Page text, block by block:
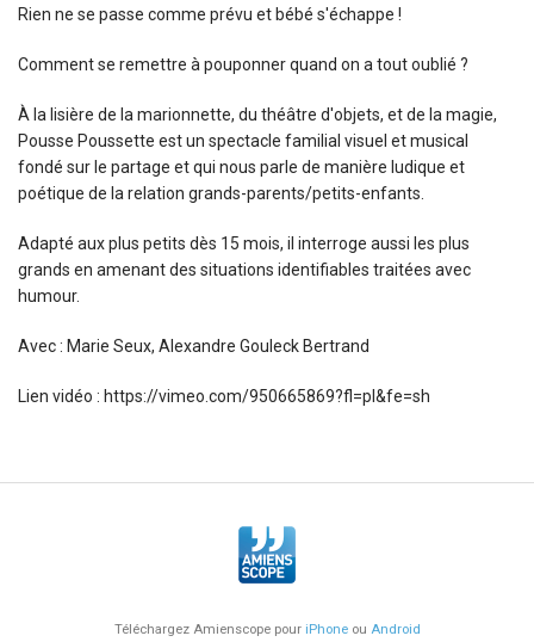
Jeunesse (22)
Sport (13)
Fête et Festival (11)
Rien ne se passe comme prévu et bébé s'échappe !
Comment se remettre à pouponner quand on a tout oublié ?
À la lisière de la marionnette, du théâtre d'objets, et de la magie,
Pousse Poussette est un spectacle familial visuel et musical
fondé sur le partage et qui nous parle de manière ludique et
poétique de la relation grands-parents/petits-enfants.
Adapté aux plus petits dès 15 mois, il interroge aussi les plus
grands en amenant des situations identifiables traitées avec
humour.
Avec : Marie Seux, Alexandre Gouleck Bertrand
Lien vidéo : https://vimeo.com/950665869?fl=pl&fe=sh
Téléchargez Amienscope pour iPhoneou Android